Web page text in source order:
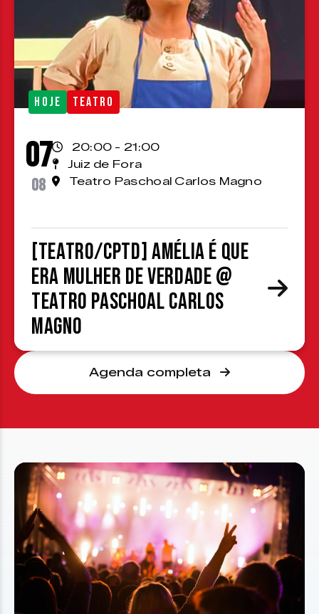
HOJE TEATRO
07
08
20:00 - 21:00
Juiz de Fora
Teatro Paschoal Carlos Magno
[TEATRO/CPTD] Amélia é que
era mulher de verdade @
Teatro Paschoal Carlos
Magno
Agenda completa